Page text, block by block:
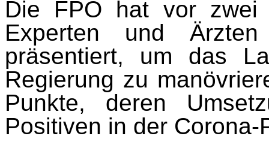
Die FPÖ hat vor zwei
Experten und
präsentiert, um das
Regierung zu
Punkte, deren
Positiven in der